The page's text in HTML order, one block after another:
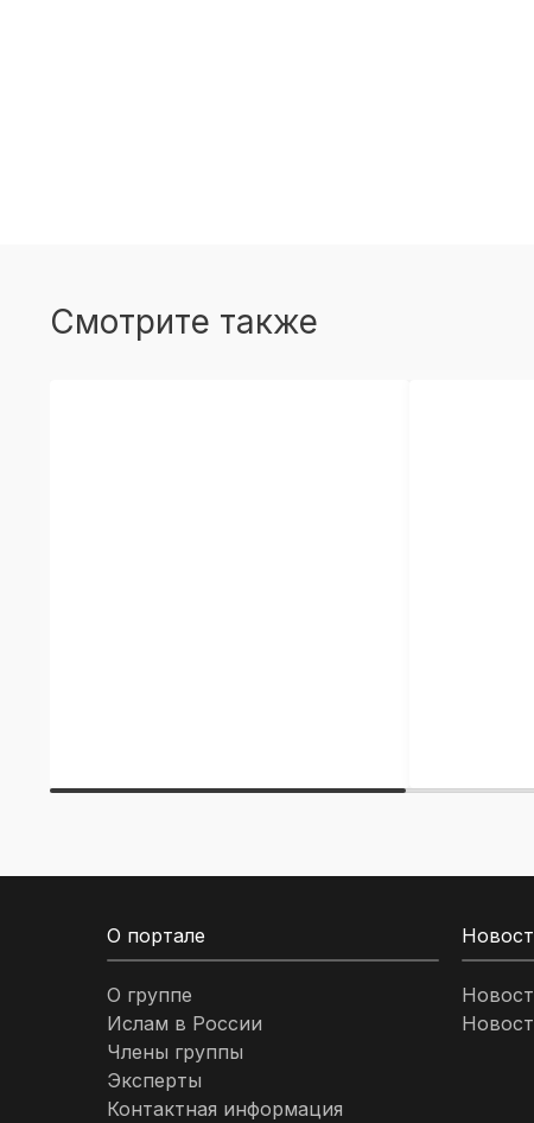
Смотрите также
О портале
О группе
Ислам в России
Члены группы
Эксперты
Контактная информация